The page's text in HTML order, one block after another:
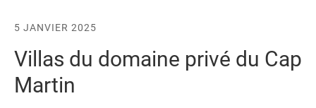
5 JANVIER 2025
Villas du domaine privé du Cap
Martin